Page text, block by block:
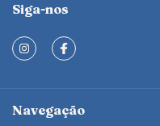
Siga-nos
Navegação